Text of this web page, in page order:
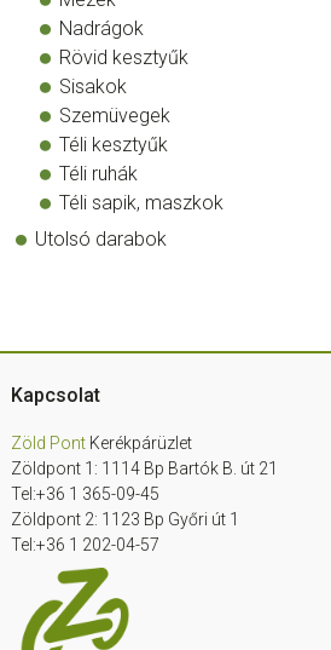
Nadrágok
Rövid kesztyűk
Sisakok
Szemüvegek
Téli kesztyűk
Téli ruhák
Téli sapik, maszkok
Utolsó darabok
Footer
Kapcsolat
Zöld PontKerékpárüzlet
Zöldpont 1: 1114 Bp Bartók B. út 21
Tel:+36 1 365-09-45
Zöldpont 2: 1123 Bp Győri út 1
Tel:+36 1 202-04-57